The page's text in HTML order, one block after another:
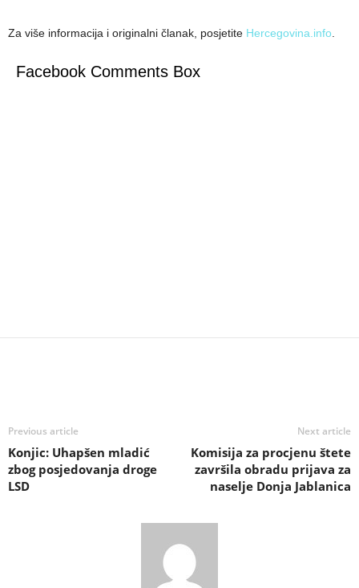
Za više informacija i originalni članak, posjetite Hercegovina.info
Facebook Comments Box
Previous article
Konjic: Uhapšen mladić
zbog posjedovanja droge
LSD
Next article
Komisija za procjenu štete
završila obradu prijava za
naselje Donja Jablanica